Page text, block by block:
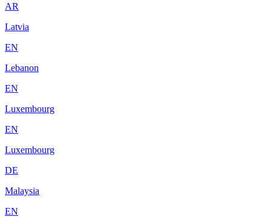
AR
Latvia
EN
Lebanon
EN
Luxembourg
EN
Luxembourg
DE
Malaysia
EN